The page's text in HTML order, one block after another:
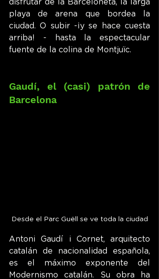
disfrutar de la Barceloneta, la larga
playa de arena que bordea la
ciudad. O subir -¡y se hace cuesta
arriba! - hasta la espectacular
fuente de la colina de Montjuïc.
Gaudí, el (casi) patrón de
Barcelona
Desde el Parc Guëll se ve toda la ciudad
Antoni Gaudí i Cornet, arquitecto
catalán de nacionalidad española,
es el máximo exponente del
Modernismo catalán. Su obra ha